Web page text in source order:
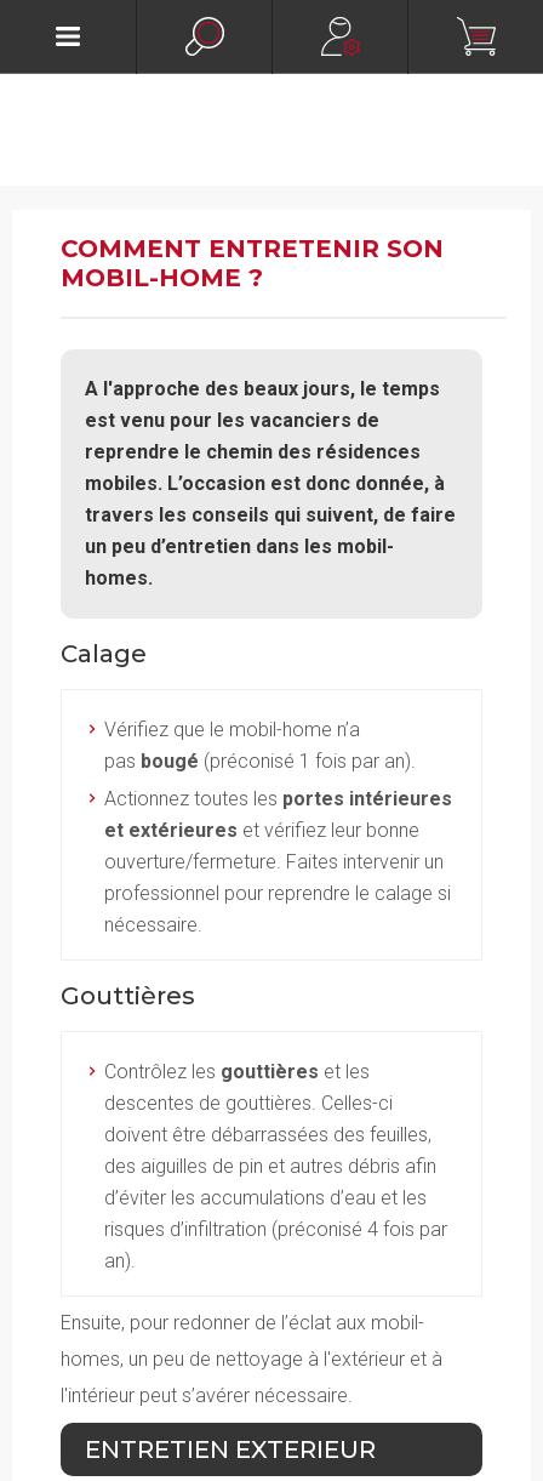
COMMENT ENTRETENIR SON
MOBIL-HOME ?
A l'approche des beaux jours, le temps
est venu pour les vacanciers de
reprendre le chemin des résidences
mobiles. L’occasion est donc donnée, à
travers les conseils qui suivent, de faire
un peu d’entretien dans les mobil-
homes.
Calage
Vérifiez que le mobil-home n’a
pas bougé (préconisé 1 fois par an).
Actionnez toutes les portes intérieures
et extérieures et vérifiez leur bonne
ouverture/fermeture. Faites intervenir un
professionnel pour reprendre le calage si
nécessaire.
Gouttières
Contrôlez les gouttières et les
descentes de gouttières. Celles-ci
doivent être débarrassées des feuilles,
des aiguilles de pin et autres débris afin
d’éviter les accumulations d’eau et les
risques d’infiltration (préconisé 4 fois par
an).
Ensuite, pour redonner de l’éclat aux mobil-
homes, un peu de nettoyage à l'extérieur et à
l'intérieur peut s’avérer nécessaire.
ENTRETIEN EXTERIEUR